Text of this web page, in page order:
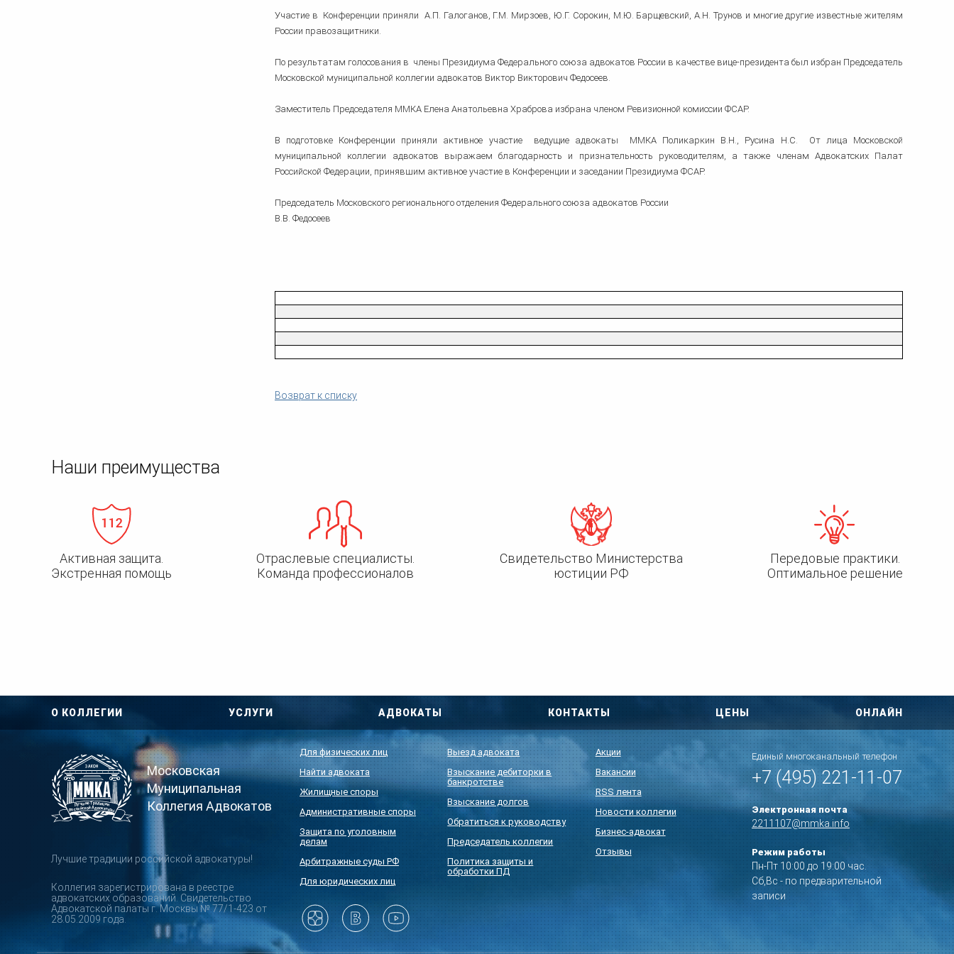
Участие в Конференции приняли А.П. Галоганов, Г.М. Мирзоев, Ю.Г. Сорокин, М.Ю. Барщевский, А.Н. Трунов и многие другие известные жителям
России правозащитники.
По результатам голосования в члены Президиума Федерального союза адвокатов России в качестве вице-президента был избран Председатель
Московской муниципальной коллегии адвокатов Виктор Викторович Федосеев.
Заместитель Председателя ММКА Елена Анатольевна Храброва избрана членом Ревизионной комиссии ФСАР.
В подготовке Конференции приняли активное участие ведущие адвокаты ММКА Поликаркин В.Н., Русина Н.С. От лица Московской
муниципальной коллегии адвокатов выражаем благодарность и признательность руководителям, а также членам Адвокатских Палат
Российской Федерации, принявшим активное участие в Конференции и заседании Президиума ФСАР.
Председатель Московского регионального отделения Федерального союза адвокатов России
В.В. Федосеев
Возврат к списку
Наши преимущества
Активная защита.
Экстренная помощь
Отраслевые специалисты.
Команда профессионалов
Свидетельство Министерства
юстиции РФ
Передовые практики.
Оптимальное решение
О КОЛЛЕГИИ УСЛУГИ АДВОКАТЫ КОНТАКТЫ ЦЕНЫ ОНЛАЙН
Московская
Муниципальная
Коллегия Адвокатов
Лучшие традиции российской адвокатуры!
Коллегия зарегистрирована в реестре
адвокатских образований. Свидетельство
Адвокатской палаты г. Москвы № 77/1-423 от
28.05.2009 года.
Для физических лиц
Найти адвоката
Жилищные споры
Административные споры
Защита по уголовным
делам
Арбитражные суды РФ
Для юридических лиц
Выезд адвоката
Взыскание дебиторки в
банкротстве
Взыскание долгов
Обратиться к руководству
Председатель коллегии
Политика защиты и
обработки ПД
Акции
Вакансии
RSS лента
Новости коллегии
Бизнес-адвокат
Отзывы
Единый многоканальный телефон
+7 (495) 221-11-07
Электронная почта
2211107@mmka.info
Режим работы
Пн-Пт 10:00 до 19:00 час.
Сб,Вс - по предварительной
записи